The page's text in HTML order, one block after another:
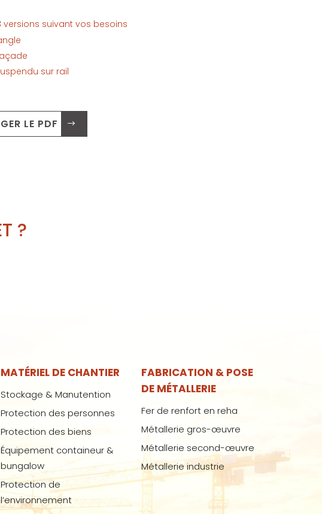
3 versions suivant vos besoins
sur rail
LE PDF .
?
MATÉRIEL DE CHANTIER
Stockage & Manutention
Protection des personnes
Protection des biens
Équipement containeur &
bungalow
Protection de
l’environnement
FABRICATION & POSE
DE MÉTALLERIE
Fer de renfort en reha
Métallerie gros-œuvre
Métallerie second-œuvre
Métallerie industrie